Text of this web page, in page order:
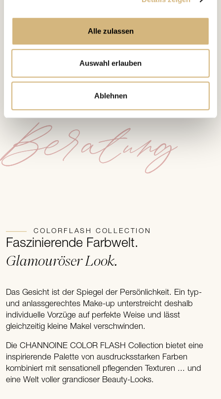
Alle zulassen
Auswahl erlauben
Ablehnen
Wir freuen uns auf DICH!
Jetzt Termin vereinbaren
Beratung
COLORFLASH COLLECTION
Faszinierende Farbwelt.
Glamouröser Look.
Das Gesicht ist der Spiegel der Persönlichkeit. Ein typ-
und anlassgerechtes Make-up unterstreicht deshalb
individuelle Vorzüge auf perfekte Weise und lässt
gleichzeitig kleine Makel verschwinden.
Die CHANNOINE COLOR FLASH Collection bietet eine
inspirierende Palette von ausdrucksstarken Farben
kombiniert mit sensationell pflegenden Texturen ... und
eine Welt voller grandioser Beauty-Looks.